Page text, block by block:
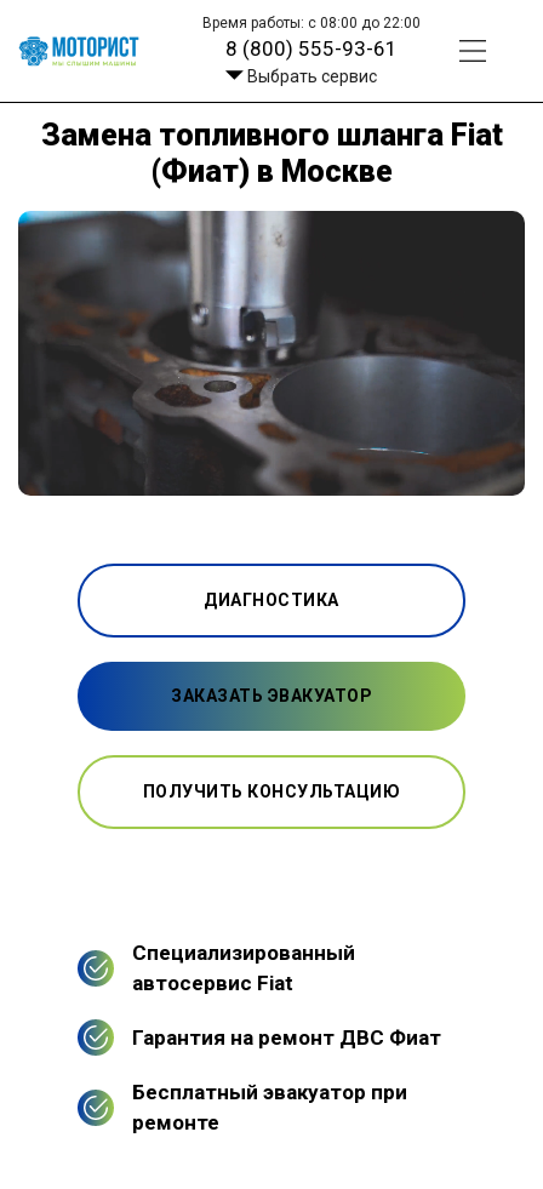
Время работы: с 08:00 до 22:00
8 (800) 555-93-61
Выбрать сервис
Замена топливного шланга Fiat
(Фиат) в Москве
ДИАГНОСТИКА
ЗАКАЗАТЬ ЭВАКУАТОР
ПОЛУЧИТЬ КОНСУЛЬТАЦИЮ
Специализированный
автосервис Fiat
Гарантия на ремонт ДВС Фиат
Бесплатный эвакуатор при
ремонте